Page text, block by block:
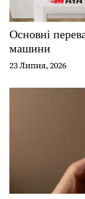
с
і
в
Основні
машини
23 Липня, 2026